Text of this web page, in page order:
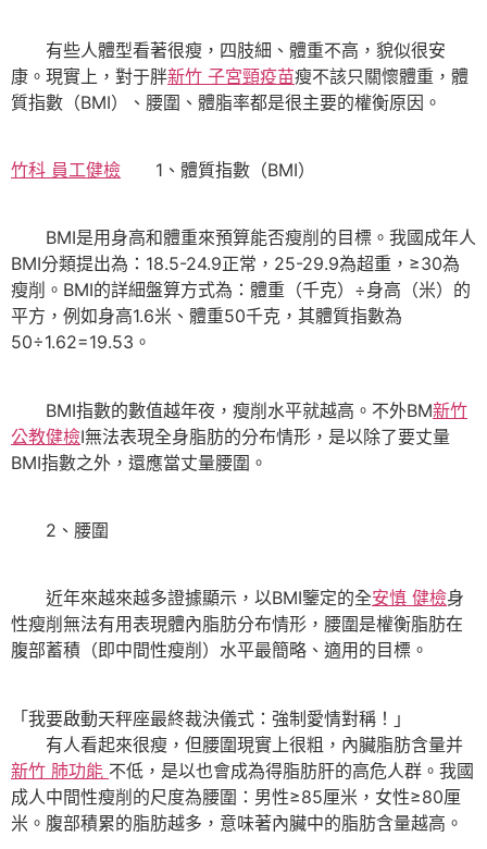
有些人體型看著很瘦，四肢細、體重不高，貌似很安
康。現實上，對于胖新竹 子宮頸疫苗瘦不該只關懷體重，體
質指數（BMI）、腰圍、體脂率都是很主要的權衡原因。
竹科 員工健檢 1、體質指數（BMI）
BMI是用身高和體重來預算能否瘦削的目標。我國成年人
BMI分類提出為：18.5-24.9正常，25-29.9為超重，≥30為
瘦削。BMI的詳細盤算方式為：體重（千克）÷身高（米）的
平方，例如身高1.6米、體重50千克，其體質指數為
50÷1.62=19.53。
BMI指數的數值越年夜，瘦削水平就越高。不外BM新竹
公教健檢I無法表現全身脂肪的分布情形，是以除了要丈量
BMI指數之外，還應當丈量腰圍。
2、腰圍
近年來越來越多證據顯示，以BMI鑒定的全安慎 健檢身
性瘦削無法有用表現體內脂肪分布情形，腰圍是權衡脂肪在
腹部蓄積（即中間性瘦削）水平最簡略、適用的目標。
「我要啟動天秤座最終裁決儀式：強制愛情對稱！」
有人看起來很瘦，但腰圍現實上很粗，內臟脂肪含量并
新竹 肺功能 不低，是以也會成為得脂肪肝的高危人群。我國
成人中間性瘦削的尺度為腰圍：男性≥85厘米，女性≥80厘
米。腹部積累的脂肪越多，意味著內臟中的脂肪含量越高。